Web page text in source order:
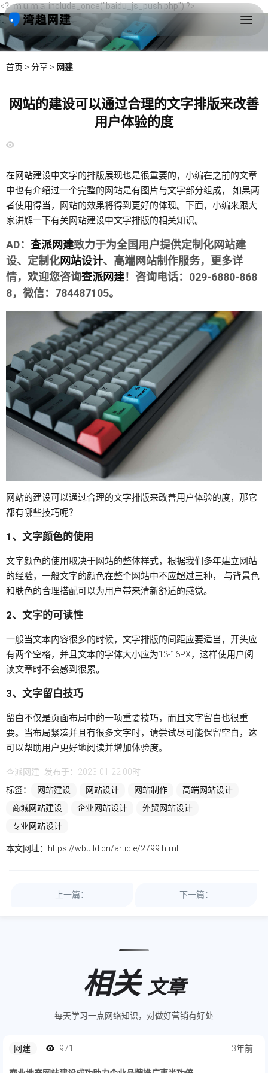
<？ｍｕｍａ include_once("baidu_js_push.php") ?>
首页 > 分享 > 网建
网站的建设可以通过合理的文字排版来改善
用户体验的度
在网站建设中文字的排版展现也是很重要的，小编在之前的文章
中也有介绍过一个完整的网站是有图片与文字部分组成， 如果两
者使用得当，网站的效果将得到更好的体现。下面，小编来跟大
家讲解一下有关网站建设中文字排版的相关知识。
AD： 查派网建致力于为全国用户提供定制化网站建
设、定制化网站设计、高端网站制作服务，更多详
情，欢迎您咨询查派网建！咨询电话：029-6880-868
8，微信：784487105。
网站的建设可以通过合理的文字排版来改善用户体验的度，那它
都有哪些技巧呢？
1、文字颜色的使用
文字颜色的使用取决于网站的整体样式，根据我们多年建立网站
的经验，一般文字的颜色在整个网站中不应超过三种， 与背景色
和肤色的合理搭配可以为用户带来清新舒适的感觉。
2、文字的可读性
一般当文本内容很多的时候，文字排版的间距应要适当，开头应
有两个空格，并且文本的字体大小应为13-16PX，这样使用户阅
读文章时不会感到很累。
3、文字留白技巧
留白不仅是页面布局中的一项重要技巧，而且文字留白也很重
要。当布局紧凑并且有很多文字时，请尝试尽可能保留空白，这
可以帮助用户更好地阅读并增加体验度。
查派网建
发布于：2023-01-22 00时
标签：
网站建设 网站设计 网站制作
高端网站设计
商城网站建设
企业网站设计
外贸网站设计
专业网站设计
本文网址： https://wbuild.cn/article/2799.html
上一篇： 下一篇：
相关 文章
每天学习一点网络知识，对做好营销有好处
网建 971 3年前